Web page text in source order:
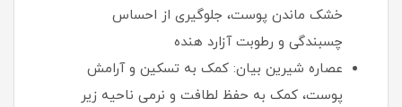
خشک ماندن پوست، جلوگیری از احساس
چسبندگی و رطوبت آزارد هنده
عصاره شیرین بیان: کمک به تسکین و آرامش
پوست، کمک به حفظ لطافت و نرمی ناحیه زیر